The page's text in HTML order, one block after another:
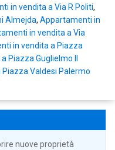
in vendita a Via R Politi,
Almejda, Appartamenti in
in vendita a Via
in vendita a Piazza
Piazza Guglielmo Il
Valdesi Palermo
nuove proprietà